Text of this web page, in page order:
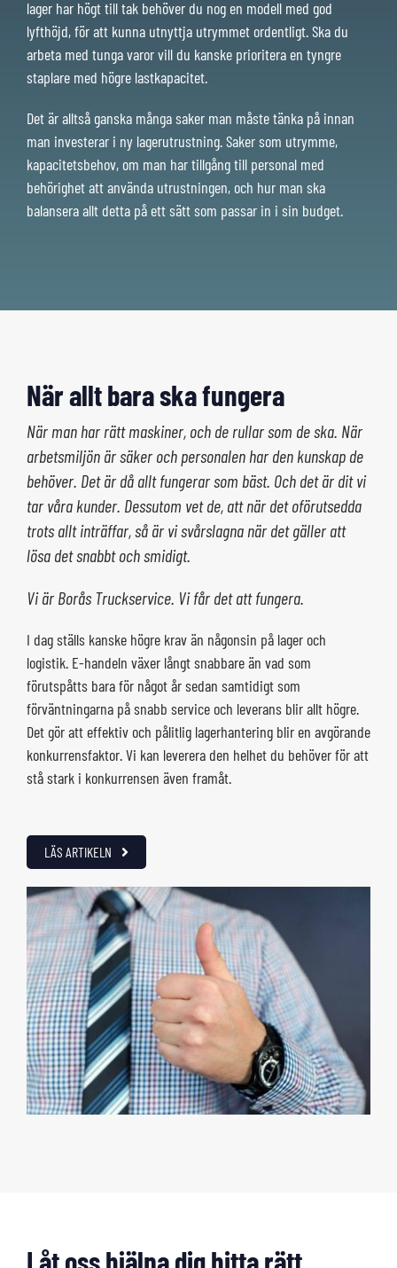
lager har högt till tak behöver du nog en modell med god
lyfthöjd, för att kunna utnyttja utrymmet ordentligt. Ska du
arbeta med tunga varor vill du kanske prioritera en tyngre
staplare med högre lastkapacitet.
Det är alltså ganska många saker man måste tänka på innan
man investerar i ny lagerutrustning. Saker som utrymme,
kapacitetsbehov, om man har tillgång till personal med
behörighet att använda utrustningen, och hur man ska
balansera allt detta på ett sätt som passar in i sin budget.
När allt bara ska fungera
När man har rätt maskiner, och de rullar som de ska. När
arbetsmiljön är säker och personalen har den kunskap de
behöver. Det är då allt fungerar som bäst. Och det är dit vi
tar våra kunder. Dessutom vet de, att när det oförutsedda
trots allt inträffar, så är vi svårslagna när det gäller att
lösa det snabbt och smidigt.
Vi är Borås Truckservice. Vi får det att fungera.
I dag ställs kanske högre krav än någonsin på lager och
logistik. E-handeln växer långt snabbare än vad som
förutspåtts bara för något år sedan samtidigt som
förväntningarna på snabb service och leverans blir allt högre.
Det gör att effektiv och pålitlig lagerhantering blir en avgörande
konkurrensfaktor. Vi kan leverera den helhet du behöver för att
stå stark i konkurrensen även framåt.
LÄS ARTIKELN